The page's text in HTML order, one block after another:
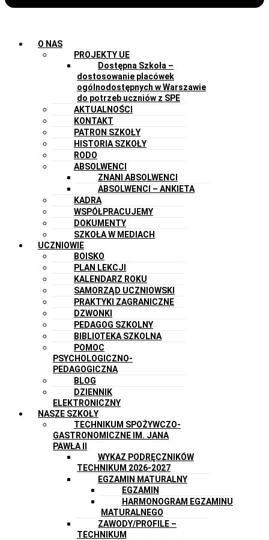
O NAS
PROJEKTY UE
Dostępna Szkoła –
dostosowanie placówek
ogólnodostępnych w Warszawie
do potrzeb uczniów z SPE
AKTUALNOŚCI
KONTAKT
PATRON SZKOŁY
HISTORIA SZKOŁY
RODO
ABSOLWENCI
ZNANI ABSOLWENCI
ABSOLWENCI – ANKIETA
KADRA
WSPÓŁPRACUJEMY
DOKUMENTY
SZKOŁA W MEDIACH
UCZNIOWIE
BOISKO
PLAN LEKCJI
KALENDARZ ROKU
SAMORZĄD UCZNIOWSKI
PRAKTYKI ZAGRANICZNE
DZWONKI
PEDAGOG SZKOLNY
BIBLIOTEKA SZKOLNA
POMOC
PSYCHOLOGICZNO-
PEDAGOGICZNA
BLOG
DZIENNIK
ELEKTRONICZNY
NASZE SZKOŁY
TECHNIKUM SPOŻYWCZO-
GASTRONOMICZNE IM. JANA
PAWŁA II
WYKAZ PODRĘCZNIKÓW
TECHNIKUM 2026-2027
EGZAMIN MATURALNY
EGZAMIN
HARMONOGRAM EGZAMINU
MATURALNEGO
ZAWODY/PROFILE –
TECHNIKUM